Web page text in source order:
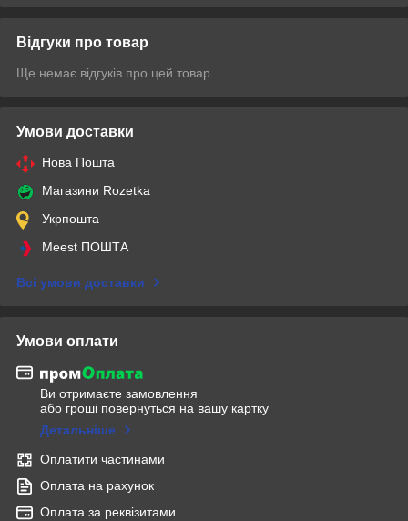
Відгуки про товар
Ще немає відгуків про цей товар
Умови доставки
Нова Пошта
Магазини Rozetka
Укрпошта
Meest ПОШТА
Всі умови доставки
Умови оплати
Ви отримаєте замовлення
або гроші повернуться на вашу картку
Детальніше
Оплатити частинами
Оплата на рахунок
Оплата за реквізитами